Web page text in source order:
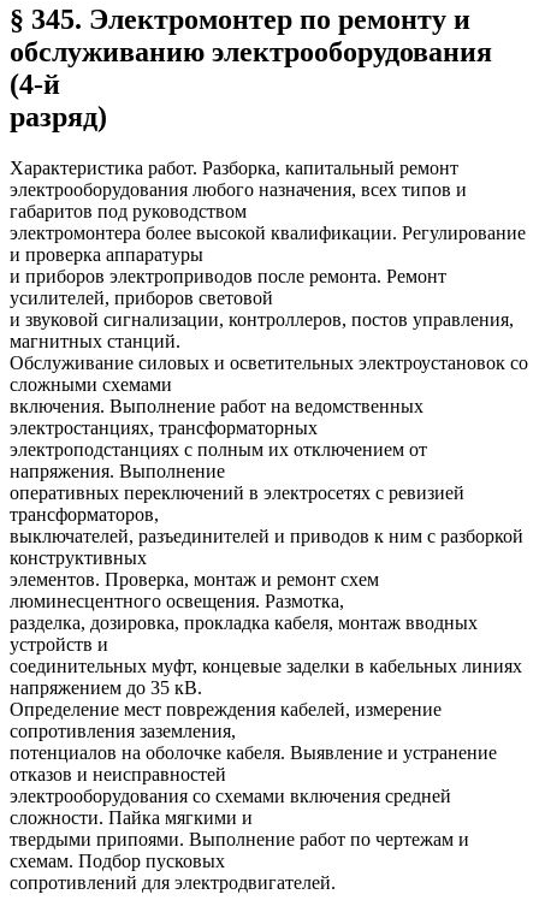
§ 345. Электромонтер по ремонту и
обслуживанию электрооборудования
(4-й
разряд)
Характеристика работ. Разборка, капитальный ремонт
электрооборудования любого назначения, всех типов и
габаритов под руководством
электромонтера более высокой квалификации. Регулирование
и проверка аппаратуры
и приборов электроприводов после ремонта. Ремонт
усилителей, приборов световой
и звуковой сигнализации, контроллеров, постов управления,
магнитных станций.
Обслуживание силовых и осветительных электроустановок со
сложными схемами
включения. Выполнение работ на ведомственных
электростанциях, трансформаторных
электроподстанциях с полным их отключением от
напряжения. Выполнение
оперативных переключений в электросетях с ревизией
трансформаторов,
выключателей, разъединителей и приводов к ним с разборкой
конструктивных
элементов. Проверка, монтаж и ремонт схем
люминесцентного освещения. Размотка,
разделка, дозировка, прокладка кабеля, монтаж вводных
устройств и
соединительных муфт, концевые заделки в кабельных линиях
напряжением до 35 кВ.
Определение мест повреждения кабелей, измерение
сопротивления заземления,
потенциалов на оболочке кабеля. Выявление и устранение
отказов и неисправностей
электрооборудования со схемами включения средней
сложности. Пайка мягкими и
твердыми припоями. Выполнение работ по чертежам и
схемам. Подбор пусковых
сопротивлений для электродвигателей.